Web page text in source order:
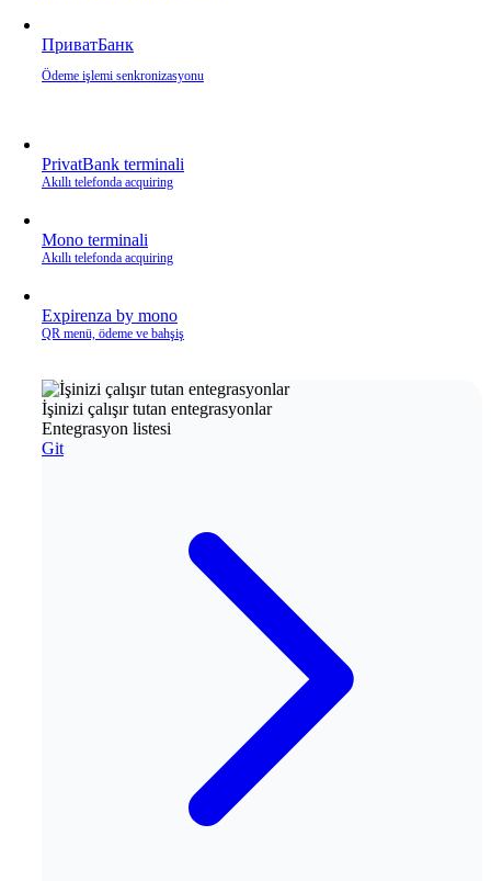
ПриватБанк
Ödeme işlemi senkronizasyonu
PrivatBank terminali
Akıllı telefonda acquiring
Mono terminali
Akıllı telefonda acquiring
Expirenza by mono
QR menü, ödeme ve bahşiş
İşinizi çalışır tutan entegrasyonlar
Entegrasyon listesi
Git